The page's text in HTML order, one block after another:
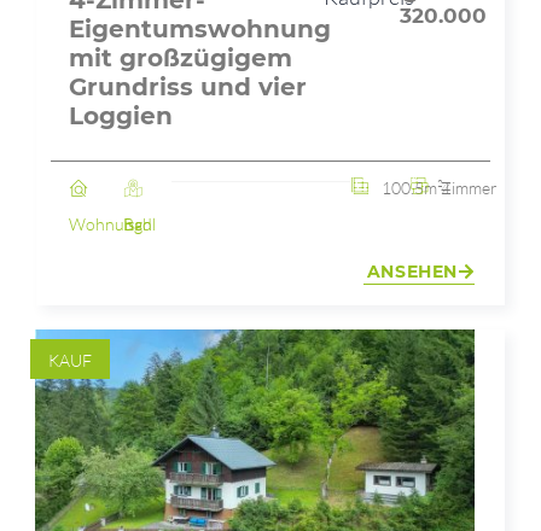
Eigentumswohnung
mit großzügigem
Grundriss und vier
Loggien
320.000
Wohnung
Bad Ischl
100.5m²4 Zimmer
ANSEHEN
KAUF